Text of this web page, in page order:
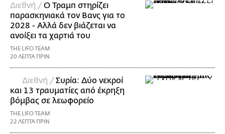
Διεθνή /Ο Τραμπ στηρίζει
παρασκηνιακά τον Βανς για το
2028 - Αλλά δεν βιάζεται να
ανοίξει τα χαρτιά του
THE LIFO TEAM
20 ΛΕΠΤΑ ΠΡΙΝ
Διεθνή /Συρία: Δύο νεκροί
και 13 τραυματίες από έκρηξη
βόμβας σε λεωφορείο
THE LIFO TEAM
22 ΛΕΠΤΑ ΠΡΙΝ